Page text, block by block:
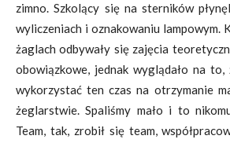
zimno. Szkolący się na sterników
wyliczeniach i oznakowaniu lampowym.
żaglach odbywały się zajęcia
obowiązkowe, jednak wyglądało na to,
wykorzystać ten czas na otrzymanie
żeglarstwie. Spaliśmy mało i to
Team, tak, zrobił się team,